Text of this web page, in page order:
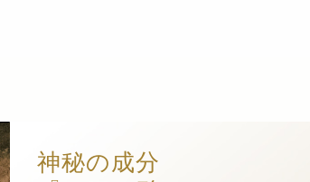
神秘の成分